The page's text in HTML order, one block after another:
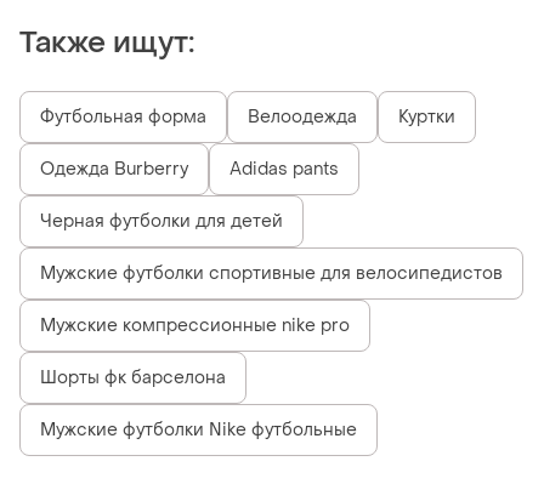
Также ищут:
Футбольная форма Велоодежда Куртки
Одежда Burberry Adidas pants
Черная футболки для детей
Мужские футболки спортивные для велосипедистов
Мужские компрессионные nike pro
Шорты фк барселона
Мужские футболки Nike футбольные